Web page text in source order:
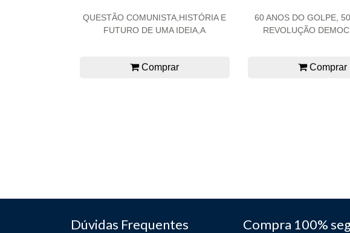
QUESTÃO COMUNISTA,HISTÓRIA E
FUTURO DE UMA IDEIA,A
Comprar
60 ANOS DO GOLPE,
REVOLUÇÃO
Comprar
Dúvidas Frequentes Compra 100%